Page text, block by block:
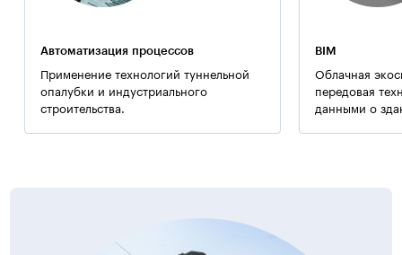
Автоматизация процессов
Применение технологий туннельной
опалубки и индустриального
строительства.
BIM
Облачная
передовая
данными о